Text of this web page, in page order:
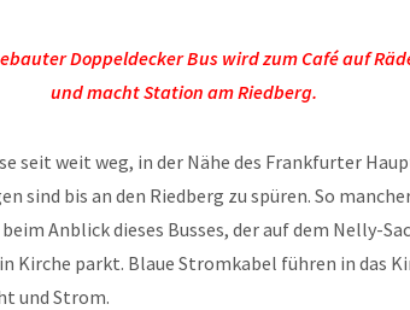
Doppeldecker Bus wird zum Café auf
und macht Station am Riedberg.
seit weit weg, in der Nähe des Frankfurter
sind bis an den Riedberg zu spüren. So
Anblick dieses Busses, der auf dem Nelly-
Kirche parkt. Blaue Stromkabel führen in das
und Strom.